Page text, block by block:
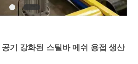
기 강화된 스틸바 메쉬 용접 생산